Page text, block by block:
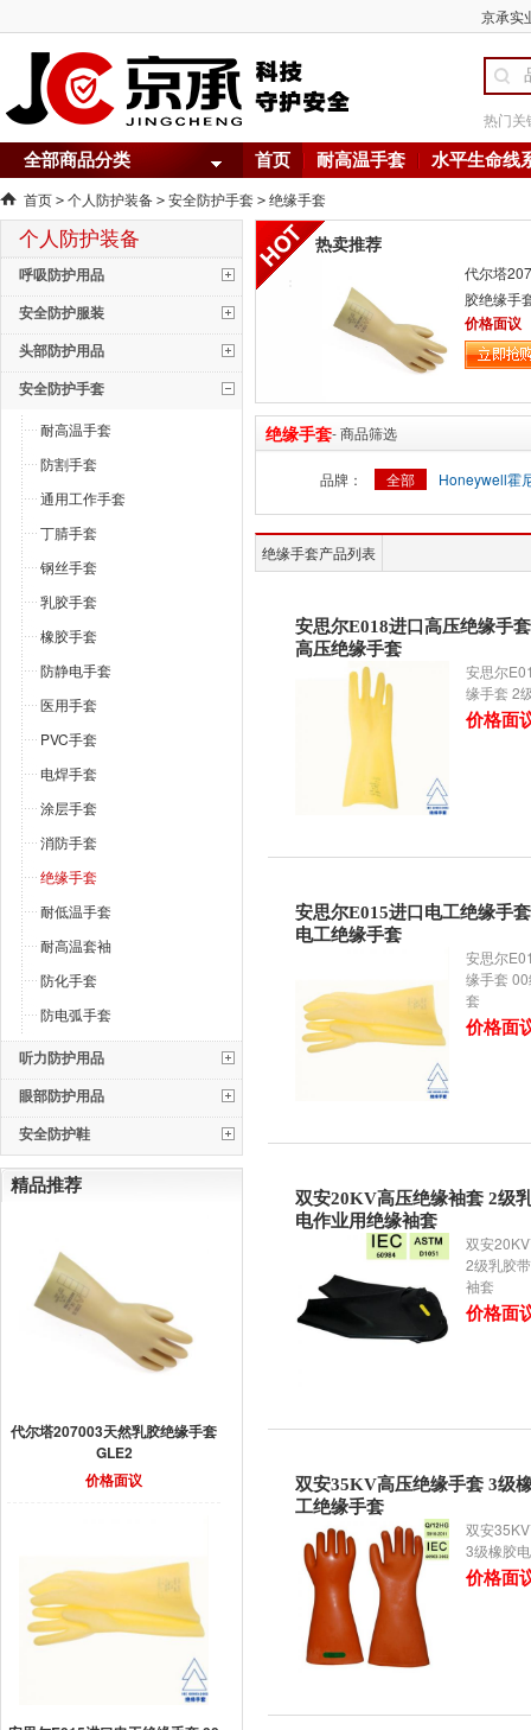
京承实
热门关
全部商品分类 首页 耐高温手套 水平生命线
首页 > 个人防护装备 > 安全防护手套 > 绝缘手套
个人防护装备
呼吸防护用品
安全防护服装
头部防护用品
安全防护手套
耐高温手套
防割手套
通用工作手套
丁腈手套
钢丝手套
乳胶手套
橡胶手套
防静电手套
医用手套
PVC手套
电焊手套
涂层手套
消防手套
绝缘手套
耐低温手套
耐高温套袖
防化手套
防电弧手套
听力防护用品
眼部防护用品
安全防护鞋
精品推荐
代尔塔207003天然乳胶绝缘手套
GLE2
价格面议
热卖推荐
代尔塔
胶绝缘手
价格面议
绝缘手套- 商品筛选
品牌： 全部 Honeywell霍
绝缘手套产品列表
安思尔E018进口高压绝缘手
高压绝缘手套
安思尔
缘手套 2
价格面
安思尔E015进口电工绝缘手
电工绝缘手套
安思尔
缘手套
套
价格面
双安20KV高压绝缘袖套 2级
电作业用绝缘袖套
双安
2级乳胶
袖套
价格面
双安35KV高压绝缘手套 3级
工绝缘手套
双安
3级橡胶
价格面